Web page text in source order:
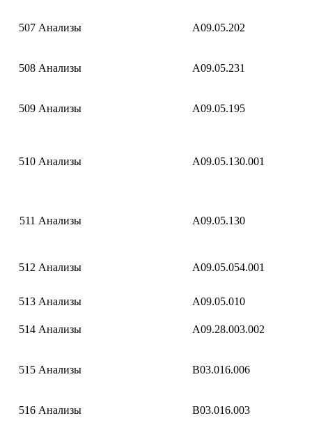
507 Анализы A09.05.202
508 Анализы A09.05.231
509 Анализы A09.05.195
510 Анализы A09.05.130.001
511 Анализы A09.05.130
512 Анализы A09.05.054.001
513 Анализы A09.05.010
514 Анализы A09.28.003.002
515 Анализы B03.016.006
516 Анализы B03.016.003